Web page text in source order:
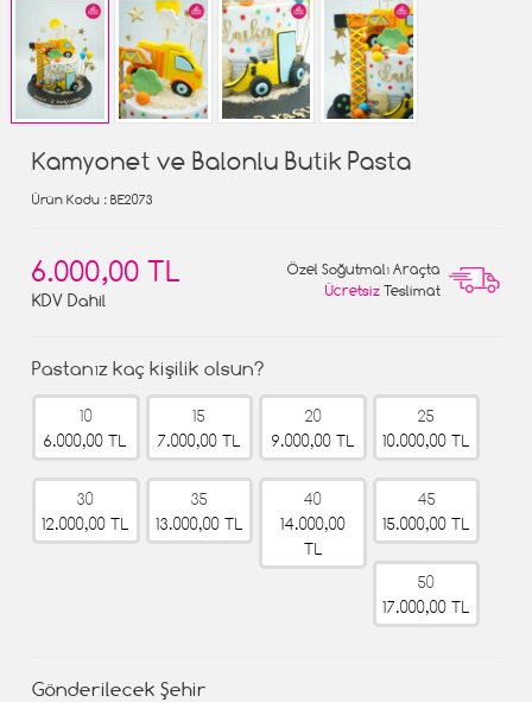
Kamyonet ve Balonlu Butik Pasta
Ürün Kodu : BE2073
6.000,00 TL
KDV Dahil
Özel Soğutmalı Araçta
Ücretsiz Teslimat
Pastanız kaç kişilik olsun?
10
6.000,00 TL
15
7.000,00 TL
20
9.000,00 TL
25
10.000,00 TL
30
12.000,00 TL
35
13.000,00 TL
40
14.000,00
TL
45
15.000,00 TL
50
17.000,00 TL
Gönderilecek Şehir